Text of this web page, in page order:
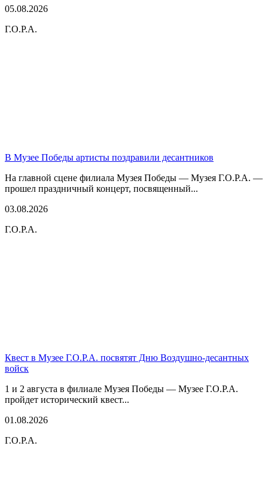
05.08.2026
Г.О.Р.А.
В Музее Победы артисты поздравили десантников
На главной сцене филиала Музея Победы — Музея Г.О.Р.А. —
прошел праздничный концерт, посвященный...
03.08.2026
Г.О.Р.А.
Квест в Музее Г.О.Р.А. посвятят Дню Воздушно-десантных
войск
1 и 2 августа в филиале Музея Победы — Музее Г.О.Р.А.
пройдет исторический квест...
01.08.2026
Г.О.Р.А.